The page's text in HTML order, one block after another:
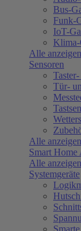
Bus-
Funk-
IoT-
Klima-
Alle anzeigen
Sensoren
Tür-
Alle anzeigen
Smart Home
Alle anzeigen
Systemgeräte